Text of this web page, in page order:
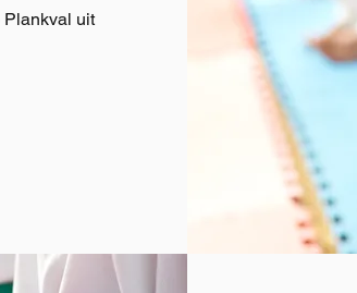
Plankval uit